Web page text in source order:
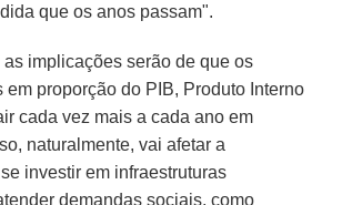
que os anos passam".
implicações serão de que os
em proporção do PIB, Produto Interno
cada vez mais a cada ano em
naturalmente, vai afetar a
investir em infraestruturas
demandas sociais, como